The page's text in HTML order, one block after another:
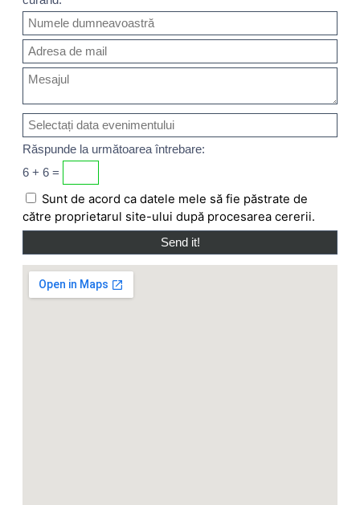
Răspunde la următoarea întrebare:
6 + 6 =
Sunt de acord ca datele mele să fie păstrate de
către proprietarul site-ului după procesarea cererii.